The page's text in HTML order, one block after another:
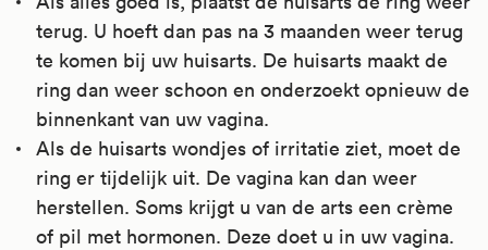
terug. U hoeft dan pas na 3 maanden weer terug
te komen bij uw huisarts. De huisarts maakt de
ring dan weer schoon en onderzoekt opnieuw de
binnenkant van uw vagina.
Als de huisarts wondjes of irritatie ziet, moet de
ring er tijdelijk uit. De vagina kan dan weer
herstellen. Soms krijgt u van de arts een crème
of pil met hormonen. Deze doet u in uw vagina.